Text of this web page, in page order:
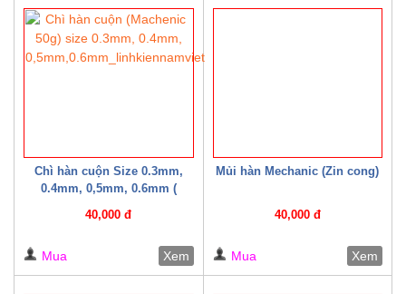
Chì hàn cuộn Size 0.3mm,
0.4mm, 0,5mm, 0.6mm (
40,000 đ
Mua Xem
Mủi hàn Mechanic (Zin cong)
40,000 đ
Mua Xem